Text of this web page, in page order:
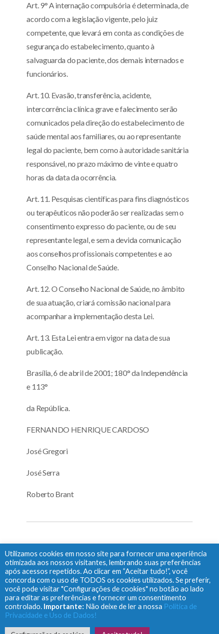
Art. 9° A internação compulsória é determinada, de
acordo com a legislação vigente, pelo juiz
competente, que levará em conta as condições de
segurança do estabelecimento, quanto à
salvaguarda do paciente, dos demais internados e
funcionários.
Art. 10. Evasão, transferência, acidente,
intercorrência clínica grave e falecimento serão
comunicados pela direção do estabelecimento de
saúde mental aos familiares, ou ao representante
legal do paciente, bem como à autoridade sanitária
responsável, no prazo máximo de vinte e quatro
horas da data da ocorrência.
Art. 11. Pesquisas científicas para fins diagnósticos
ou terapêuticos não poderão ser realizadas sem o
consentimento expresso do paciente, ou de seu
representante legal, e sem a devida comunicação
aos conselhos profissionais competentes e ao
Conselho Nacional de Saúde.
Art. 12. O Conselho Nacional de Saúde, no âmbito
de sua atuação, criará comissão nacional para
acompanhar a implementação desta Lei.
Art. 13. Esta Lei entra em vigor na data de sua
publicação.
Brasília, 6 de abril de 2001; 180° da Independência
e 113°
da República.
FERNANDO HENRIQUE CARDOSO
José Gregori
José Serra
Roberto Brant
X Li
n
ke
dI
F
ac
e
b
P
oc
ke
t
C
o
p
y
Pr
in
tF
ri
Busca no site
Utilizamos cookies em nosso site para fornecer uma experiência
otimizada aos nossos visitantes, lembrando suas preferências
após acessos repetidos. Ao clicar em “Aceitar tudo!”, você
concorda com o uso de TODOS os cookies utilizados. Se preferir,
você pode visitar "Configurações de cookies" no botão ao lado
para editar as preferências e fornecer um consentimento
controlado. Importante: Não deixe de ler a nossa Política de
Privacidade e Uso de Dados!